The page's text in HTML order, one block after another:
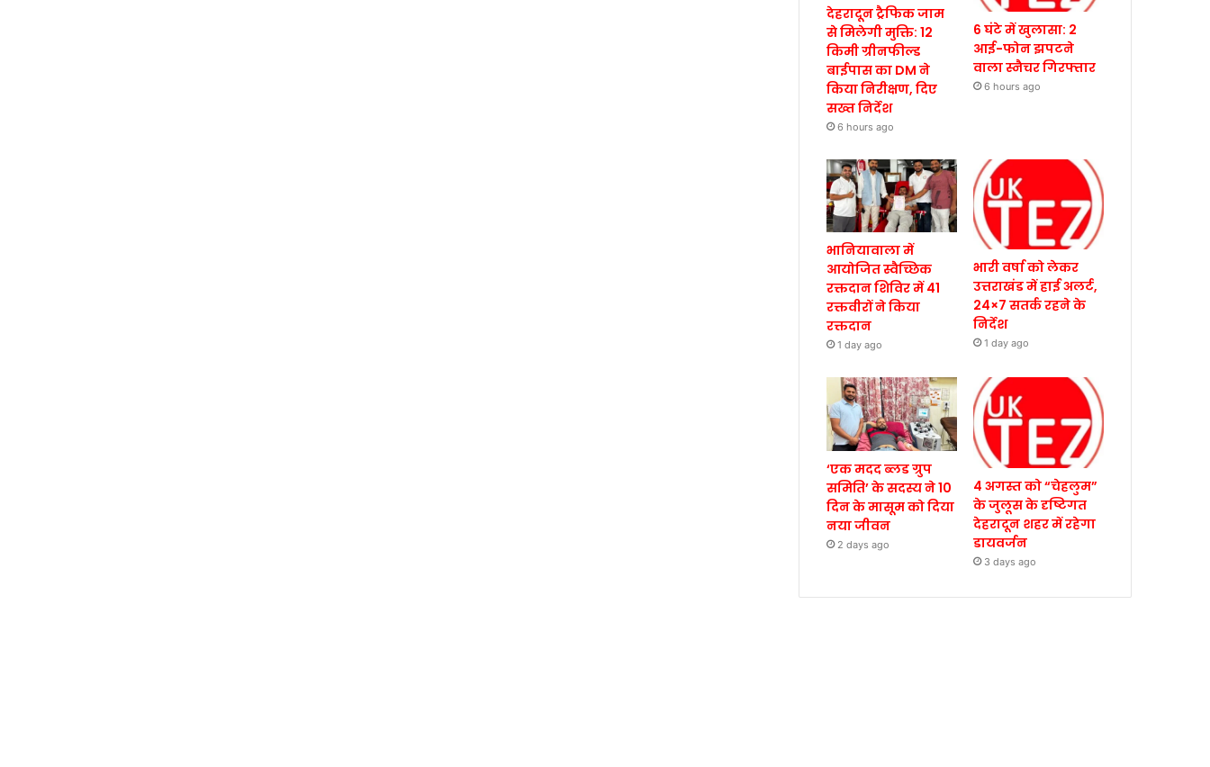
देहरादून ट्रैफिक जाम
से मिलेगी मुक्ति: 12
किमी ग्रीनफील्ड
बाईपास का DM ने
किया निरीक्षण, दिए
सख्त निर्देश
6 hours ago
6 घंटे में खुलासा: 2
आई-फोन झपटने
वाला स्नैचर गिरफ्तार
6 hours ago
भानियावाला में
आयोजित स्वैच्छिक
रक्तदान शिविर में 41
रक्तवीरों ने किया
रक्तदान
1 day ago
भारी वर्षा को लेकर
उत्तराखंड में हाई अलर्ट,
24×7 सतर्क रहने के
निर्देश
1 day ago
‘एक मदद ब्लड ग्रुप
समिति’ के सदस्य ने 10
दिन के मासूम को दिया
नया जीवन
2 days ago
4 अगस्त को “चेहलुम”
के जुलूस के दृष्टिगत
देहरादून शहर में रहेगा
डायवर्जन
3 days ago